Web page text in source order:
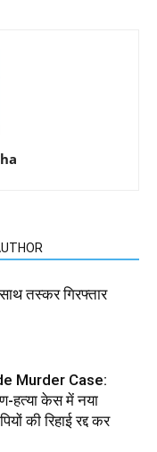
तस्कर गिरफ्तार
Murder Case:
हत्या केस में नया
की रिहाई रद्द कर